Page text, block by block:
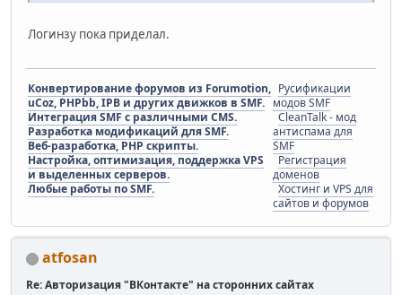
Логинзу пока приделал.
Конвертирование форумов из Forumotion,
uCoz, PHPbb, IPB и других движков в SMF.
Интеграция SMF с различными CMS.
Разработка модификаций для SMF.
Веб-разработка, PHP скрипты.
Настройка, оптимизация, поддержка VPS
и выделенных серверов.
Любые работы по SMF.
Русификации
модов SMF
CleanTalk - мод
антиспама для
SMF
Регистрация
доменов
Хостинг и VPS для
сайтов и форумов
atfosan
Re: Авторизация "ВКонтакте" на сторонних сайтах